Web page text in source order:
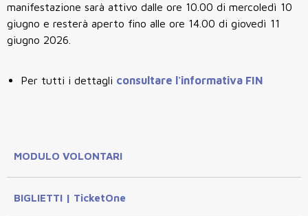
manifestazione sarà attivo dalle ore 10.00 di mercoledì 10
giugno e resterà aperto fino alle ore 14.00 di giovedì 11
giugno 2026
Per tutti i dettagli consultare l'informativa FIN
MODULO VOLONTARI
BIGLIETTI | TicketOne